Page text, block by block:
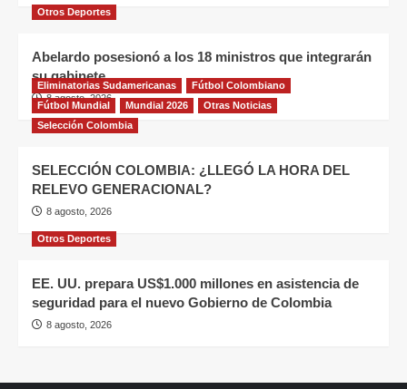
Otros Deportes
Abelardo posesionó a los 18 ministros que integrarán
su gabinete
8 agosto, 2026
Eliminatorias Sudamericanas
Fútbol Colombiano
Fútbol Mundial
Mundial 2026
Otras Noticias
Selección Colombia
SELECCIÓN COLOMBIA: ¿LLEGÓ LA HORA DEL
RELEVO GENERACIONAL?
8 agosto, 2026
Otros Deportes
EE. UU. prepara US$1.000 millones en asistencia de
seguridad para el nuevo Gobierno de Colombia
8 agosto, 2026